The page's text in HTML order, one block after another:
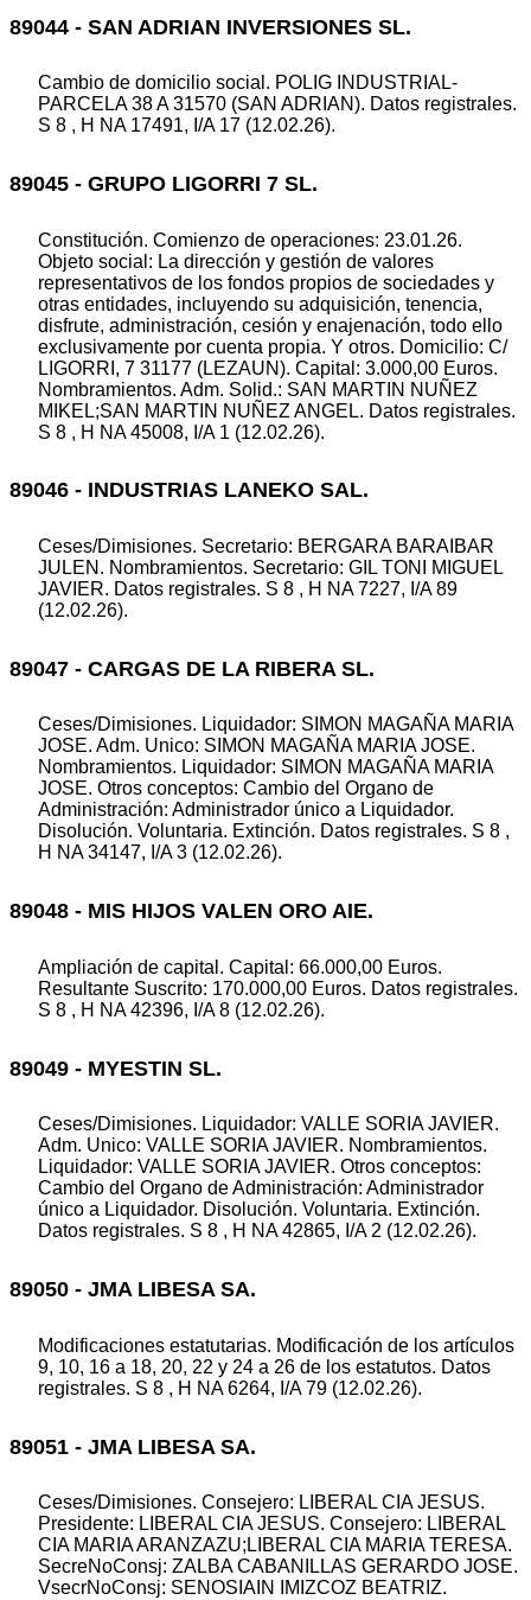
89044 - SAN ADRIAN INVERSIONES SL.
Cambio de domicilio social. POLIG INDUSTRIAL-
PARCELA 38 A 31570 (SAN ADRIAN). Datos registrales.
S 8 , H NA 17491, I/A 17 (12.02.26).
89045 - GRUPO LIGORRI 7 SL.
Constitución. Comienzo de operaciones: 23.01.26.
Objeto social: La dirección y gestión de valores
representativos de los fondos propios de sociedades y
otras entidades, incluyendo su adquisición, tenencia,
disfrute, administración, cesión y enajenación, todo ello
exclusivamente por cuenta propia. Y otros. Domicilio: C/
LIGORRI, 7 31177 (LEZAUN). Capital: 3.000,00 Euros.
Nombramientos. Adm. Solid.: SAN MARTIN NUÑEZ
MIKEL;SAN MARTIN NUÑEZ ANGEL. Datos registrales.
S 8 , H NA 45008, I/A 1 (12.02.26).
89046 - INDUSTRIAS LANEKO SAL.
Ceses/Dimisiones. Secretario: BERGARA BARAIBAR
JULEN. Nombramientos. Secretario: GIL TONI MIGUEL
JAVIER. Datos registrales. S 8 , H NA 7227, I/A 89
(12.02.26).
89047 - CARGAS DE LA RIBERA SL.
Ceses/Dimisiones. Liquidador: SIMON MAGAÑA MARIA
JOSE. Adm. Unico: SIMON MAGAÑA MARIA JOSE.
Nombramientos. Liquidador: SIMON MAGAÑA MARIA
JOSE. Otros conceptos: Cambio del Organo de
Administración: Administrador único a Liquidador.
Disolución. Voluntaria. Extinción. Datos registrales. S 8 ,
H NA 34147, I/A 3 (12.02.26).
89048 - MIS HIJOS VALEN ORO AIE.
Ampliación de capital. Capital: 66.000,00 Euros.
Resultante Suscrito: 170.000,00 Euros. Datos registrales.
S 8 , H NA 42396, I/A 8 (12.02.26).
89049 - MYESTIN SL.
Ceses/Dimisiones. Liquidador: VALLE SORIA JAVIER.
Adm. Unico: VALLE SORIA JAVIER. Nombramientos.
Liquidador: VALLE SORIA JAVIER. Otros conceptos:
Cambio del Organo de Administración: Administrador
único a Liquidador. Disolución. Voluntaria. Extinción.
Datos registrales. S 8 , H NA 42865, I/A 2 (12.02.26).
89050 - JMA LIBESA SA.
Modificaciones estatutarias. Modificación de los artículos
9, 10, 16 a 18, 20, 22 y 24 a 26 de los estatutos. Datos
registrales. S 8 , H NA 6264, I/A 79 (12.02.26).
89051 - JMA LIBESA SA.
Ceses/Dimisiones. Consejero: LIBERAL CIA JESUS.
Presidente: LIBERAL CIA JESUS. Consejero: LIBERAL
CIA MARIA ARANZAZU;LIBERAL CIA MARIA TERESA.
SecreNoConsj: ZALBA CABANILLAS GERARDO JOSE.
VsecrNoConsj: SENOSIAIN IMIZCOZ BEATRIZ.